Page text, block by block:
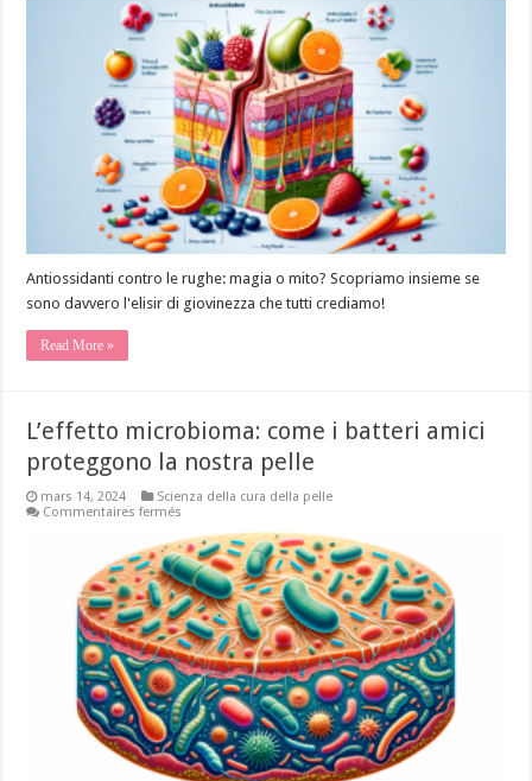
quali
sono
e
come
combattono
l’invecchiamento
cutaneo
Antiossidanti contro le rughe: magia o mito? Scopriamo insieme se
sono davvero l'elisir di giovinezza che tutti crediamo!
Read More »
L’effetto microbioma: come i batteri amici
proteggono la nostra pelle
mars 14, 2024
Scienza della cura della pelle
Commentaires fermés
microbioma:
come
i
batteri
amici
proteggono
la
nostra
pelle